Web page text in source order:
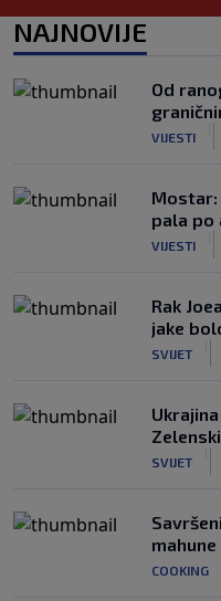
Madrid
gubitka
NAJNOVIJE
Od
VIJESTI
Mostar:
pala po
VIJESTI
Rak
jake
SVIJET
SVIJET
COOKING